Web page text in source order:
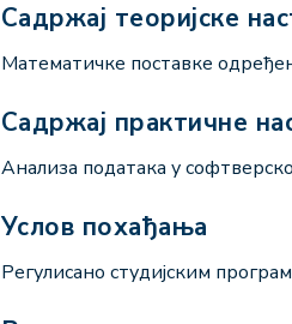
Садржај теоријске
Математичке поставке
Садржај практичне
Анализа података у
Услов похађања
Регулисано студијским